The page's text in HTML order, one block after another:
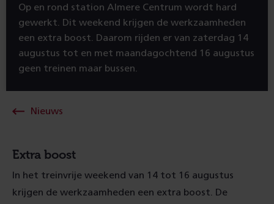
Op en rond station Almere Centrum wordt hard
gewerkt. Dit weekend krijgen de werkzaamheden
een extra boost. Daarom rijden er van zaterdag 14
augustus tot en met maandagochtend 16 augustus
geen treinen maar bussen.
Nieuws
Extra boost
In het treinvrije weekend van 14 tot 16 augustus
krijgen de werkzaamheden een extra boost. De